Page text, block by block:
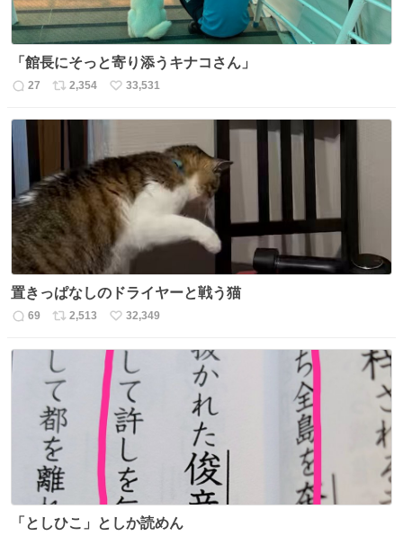
「館長にそっと寄り添うキナコさん」
返
数
27
リ
数
2,354
い
33,531
置きっぱなしのドライヤーと戦う猫
返
数
69
リ
ス
ト
数
2,513
い
ね
数
32,349
「としひこ」としか読めん